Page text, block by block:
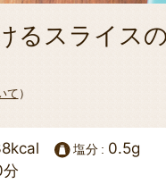
るスライス
て）
塩分 0.5g